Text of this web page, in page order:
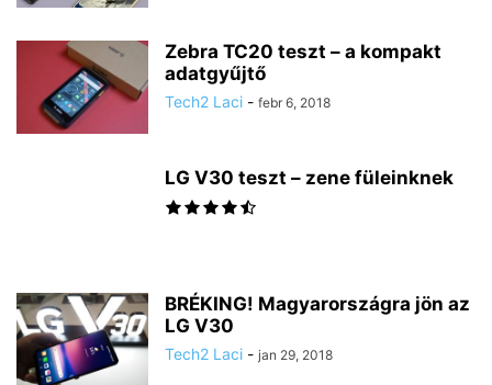
Zebra TC20 teszt – a kompakt
adatgyűjtő
Tech2 Laci - febr 6, 2018
LG V30 teszt – zene füleinknek
BRÉKING! Magyarországra jön az
LG V30
Tech2 Laci - jan 29, 2018